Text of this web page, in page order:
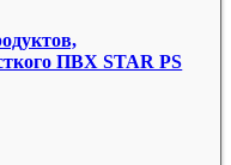
ПВХ STAR PS